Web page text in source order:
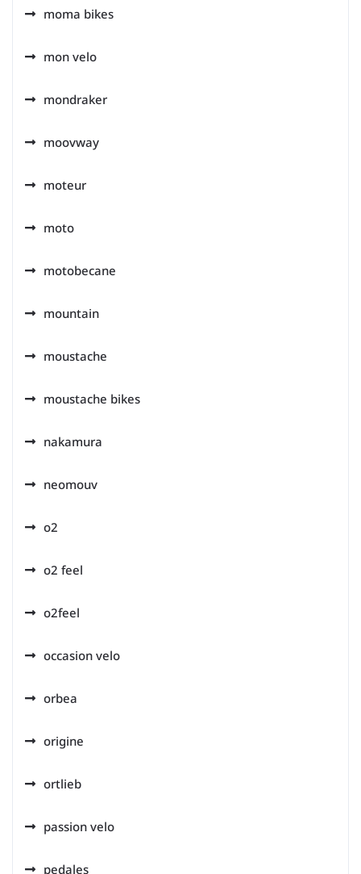
moma bikes
mon velo
mondraker
moovway
moteur
moto
motobecane
mountain
moustache
moustache bikes
nakamura
neomouv
o2
o2 feel
o2feel
occasion velo
orbea
origine
ortlieb
passion velo
pedales